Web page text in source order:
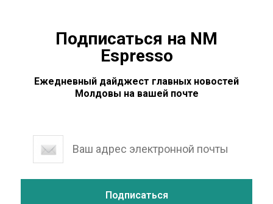
Подписаться на NM
Espresso
Ежедневный дайджест главных новостей
Молдовы на вашей почте